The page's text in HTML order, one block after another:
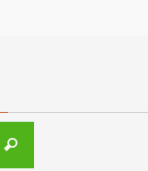
Recherche